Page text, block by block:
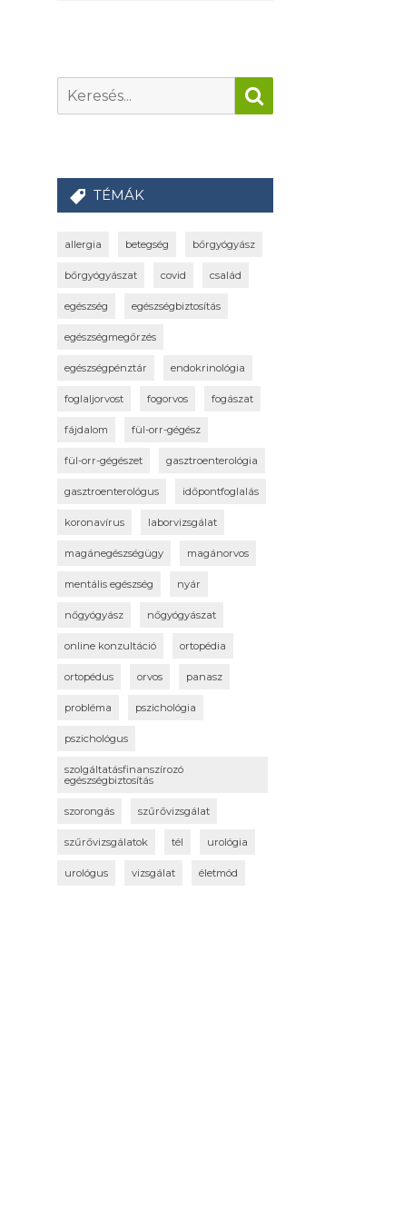
TÉMÁK
allergia betegség bőrgyógyász
bőrgyógyászat covid család
egészség egészségbiztosítás
egészségmegőrzés
egészségpénztár endokrinológia
foglaljorvost fogorvos fogászat
fájdalom fül-orr-gégész
fül-orr-gégészet gasztroenterológia
gasztroenterológus időpontfoglalás
koronavírus laborvizsgálat
magánegészségügy magánorvos
mentális egészség nyár
nőgyógyász nőgyógyászat
online konzultáció ortopédia
ortopédus orvos panasz
probléma pszichológia
pszichológus
szolgáltatásfinanszírozó
egészségbiztosítás
szorongás szűrővizsgálat
szűrővizsgálatok tél urológia
urológus vizsgálat életmód